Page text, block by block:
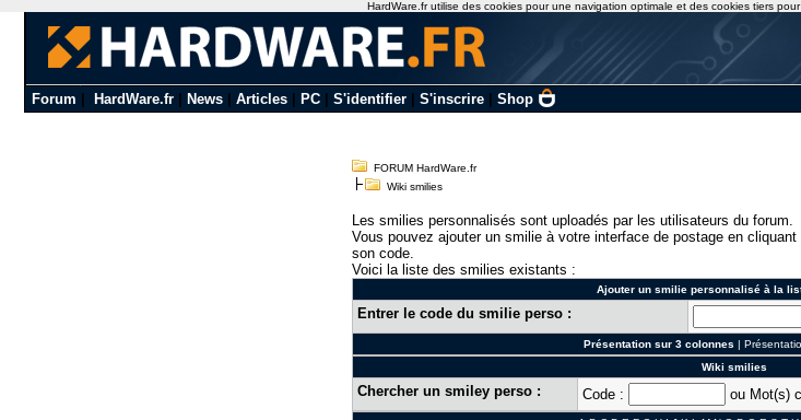
Forum HardWare.fr| News| Articles| PC| S'identifier| S'inscrire| Shop
FORUM HardWare.fr
Wiki smilies
Les smilies personnalisés sont uploadés par les utilisateurs du forum.
Vous pouvez ajouter un smilie à votre interface de postage en
son code.
Voici la liste des smilies existants :
Ajouter un smilie personnalisé à la
Entrer le code du smilie perso :
Présentation sur 3 colonnes |
Wiki smilies
Chercher un smiley perso : Code : ou Mot(s)
HardWare.fr utilise des cookies pour une navigation optimale et des cookies tiers